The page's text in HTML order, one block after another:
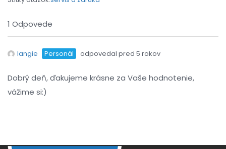
1 Odpovede
langie Personál odpovedal pred 5 rokov
Dobrý deň, ďakujeme krásne za Vaše hodnotenie,
vážime si:)